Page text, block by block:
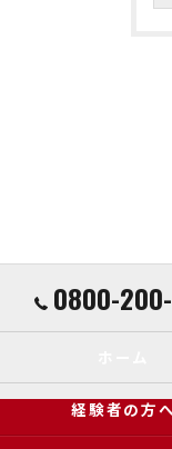
0800-
経験者の方へ